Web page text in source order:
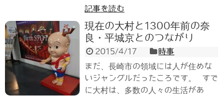
記事を読む
現在の大村と1300年前の奈
良・平城京とのつながり
2015/4/17
時事
まだ、長崎市の領域には人が住めな
いジャングルだったころです。 すで
に大村は、多数の人々の生活があ